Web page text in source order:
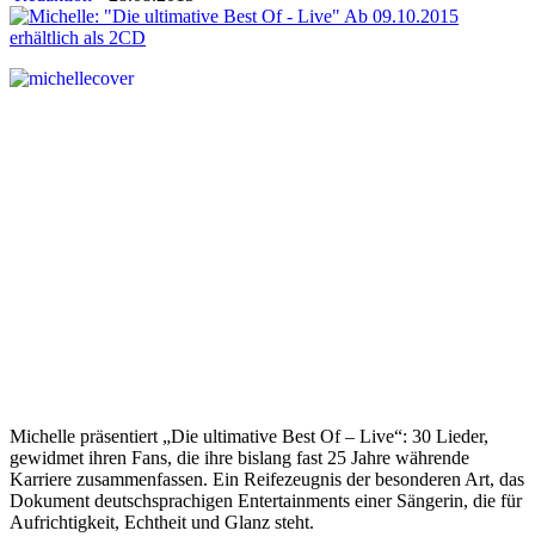
Michelle präsentiert „Die ultimative Best Of – Live“: 30 Lieder,
gewidmet ihren Fans, die ihre bislang fast 25 Jahre währende
Karriere zusammenfassen. Ein Reifezeugnis der besonderen Art, das
Dokument deutschsprachigen Entertainments einer Sängerin, die für
Aufrichtigkeit, Echtheit und Glanz steht.